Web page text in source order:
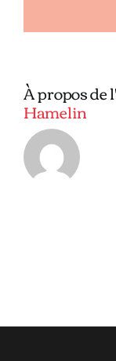
À propos de
Hamelin